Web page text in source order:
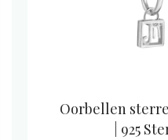
Oorbellen
| 925